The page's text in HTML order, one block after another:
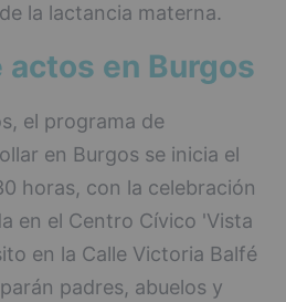
la lactancia materna.
actos en Burgos
el programa de
en Burgos se inicia el
horas, con la celebración
en el Centro Cívico 'Vista
en la Calle Victoria Balfé
padres, abuelos y